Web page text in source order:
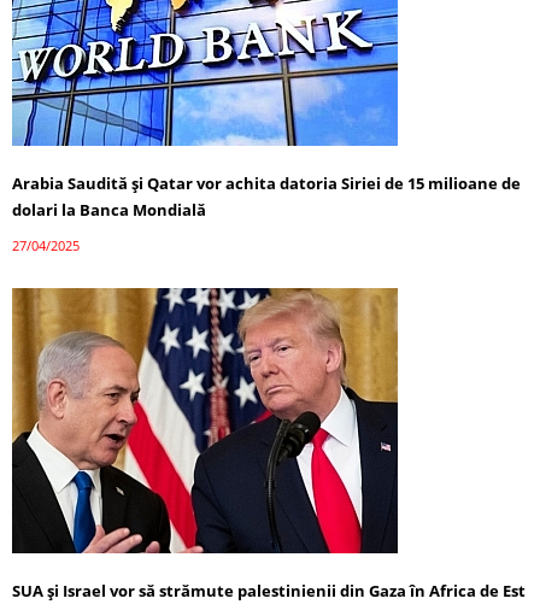
Arabia Saudită și Qatar vor achita datoria Siriei de 15 milioane de
dolari la Banca Mondială
27/04/2025
SUA și Israel vor să strămute palestinienii din Gaza în Africa de Est